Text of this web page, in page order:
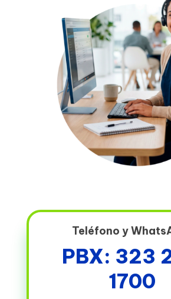
Teléfono y
PBX: 323
1700